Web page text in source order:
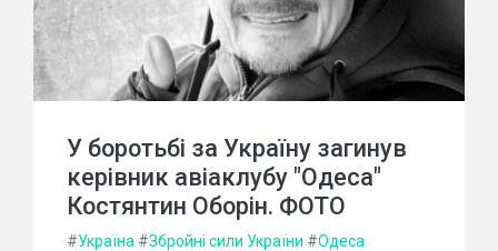
У боротьбі за Україну загинув
керівник авіаклубу "Одеса"
Костянтин Оборін. ФОТО
#Україна #Збройні сили України #Одеса